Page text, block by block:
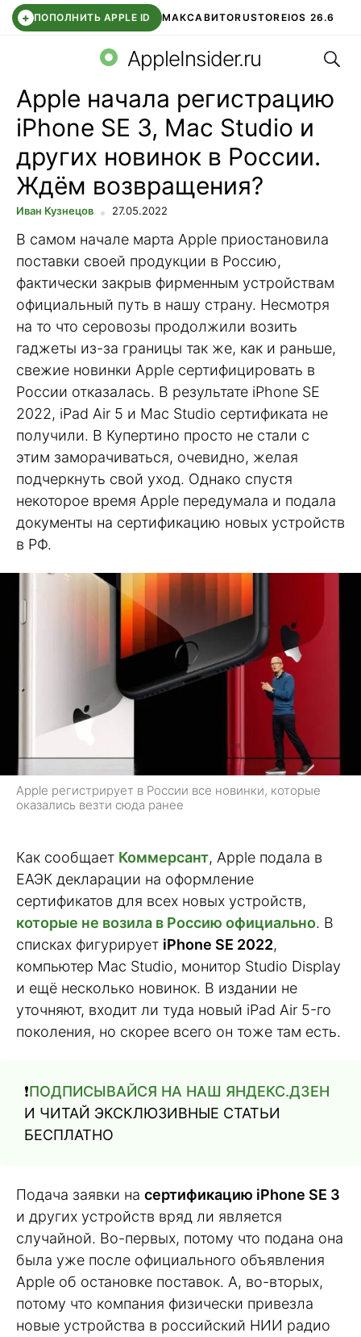
+ ПОПОЛНИТЬ APPLE ID МАКСАВИТОRUSTOREIOS 26.6
СБЕР КИДС ВТБ ОНЛАЙН ЧАТ В ROBLOX
AppleInsider.ru
Apple начала регистрацию
iPhone SE 3, Mac Studio и
других новинок в России.
Ждём возвращения?
Иван Кузнецов 27.05.2022
В самом начале марта Apple приостановила
поставки своей продукции в Россию,
фактически закрыв фирменным устройствам
официальный путь в нашу страну. Несмотря
на то что серовозы продолжили возить
гаджеты из-за границы так же, как и раньше,
свежие новинки Apple сертифицировать в
России отказалась. В результате iPhone SE
2022, iPad Air 5 и Mac Studio сертификата не
получили. В Купертино просто не стали с
этим заморачиваться, очевидно, желая
подчеркнуть свой уход. Однако спустя
некоторое время Apple передумала и подала
документы на сертификацию новых устройств
в РФ.
Apple регистрирует в России все новинки, которые
оказались везти сюда ранее
Как сообщает Коммерсант, Apple подала в
ЕАЭК декларации на оформление
сертификатов для всех новых устройств,
которые не возила в Россию официально. В
списках фигурирует iPhone SE 2022,
компьютер Mac Studio, монитор Studio Display
и ещё несколько новинок. В издании не
уточняют, входит ли туда новый iPad Air 5-го
поколения, но скорее всего он тоже там есть.
❗️ПОДПИСЫВАЙСЯ НА НАШ ЯНДЕКС.ДЗЕН
И ЧИТАЙ ЭКСКЛЮЗИВНЫЕ СТАТЬИ
БЕСПЛАТНО
Подача заявки на сертификацию iPhone SE 3
и других устройств вряд ли является
случайной. Во-первых, потому что подана она
была уже после официального объявления
Apple об остановке поставок. А, во-вторых,
потому что компания физически привезла
новые устройства в российский НИИ радио